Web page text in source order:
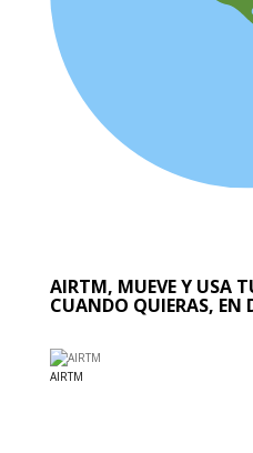
AIRTM, MUEVE Y USA
CUANDO QUIERAS, EN
AIRTM